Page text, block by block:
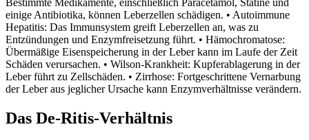
Bestimmte Medikamente, einschließlich Paracetamol, Statine und
einige Antibiotika, können Leberzellen schädigen. • Autoimmune
Hepatitis: Das Immunsystem greift Leberzellen an, was zu
Entzündungen und Enzymfreisetzung führt. • Hämochromatose:
Übermäßige Eisenspeicherung in der Leber kann im Laufe der Zeit
Schäden verursachen. • Wilson-Krankheit: Kupferablagerung in der
Leber führt zu Zellschäden. • Zirrhose: Fortgeschrittene Vernarbung
der Leber aus jeglicher Ursache kann Enzymverhältnisse verändern.
Das De-Ritis-Verhältnis